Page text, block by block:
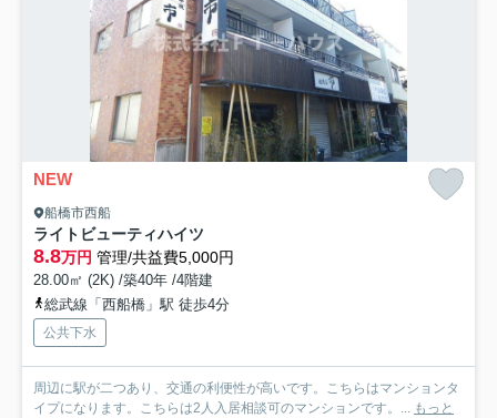
NEW
船橋市西船
ライトビューティハイツ
8.8万円 管理/共益費5,000円
28.00㎡ (2K) /築40年 /4階建
総武線「西船橋」駅 徒歩4分
公共下水
周辺に駅が二つあり、交通の利便性が高いです。こちらはマンションタ
イプになります。こちらは2人入居相談可のマンションです。...
もっと